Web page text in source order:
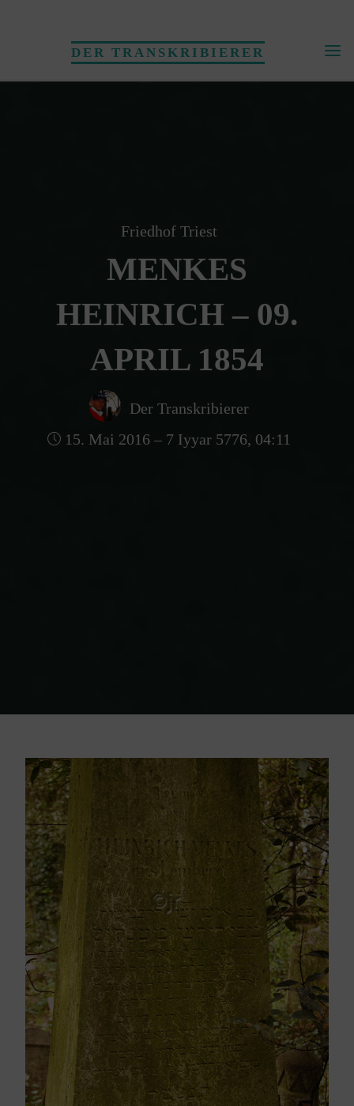
DER TRANSKRIBIERER
Friedhof Triest
MENKES
HEINRICH – 09.
APRIL 1854
Der Transkribierer
15. Mai 2016 – 7 Iyyar 5776, 04:11